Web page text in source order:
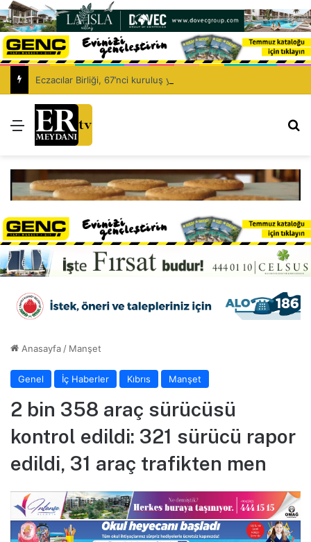
Menü
Anasayfa / Manşet
Genel İç Haberler Kıbrıs Manşet
2 bin 358 araç sürücüsü
kontrol edildi: 321 sürücü rapor
edildi, 31 araç trafikten men